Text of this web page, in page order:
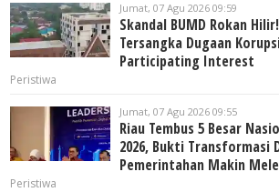
Jumat, 07 Agu 2026 09:59
Skandal BUMD Rokan
Tersangka Dugaan
Participating Interest
Peristiwa
Jumat, 07 Agu 2026 09:55
Riau Tembus 5 Besar
2026, Bukti Transformasi
Pemerintahan Makin
Peristiwa